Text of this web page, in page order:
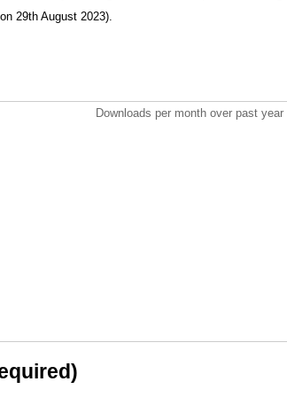
29th August 2023).
Downloads per month over past year